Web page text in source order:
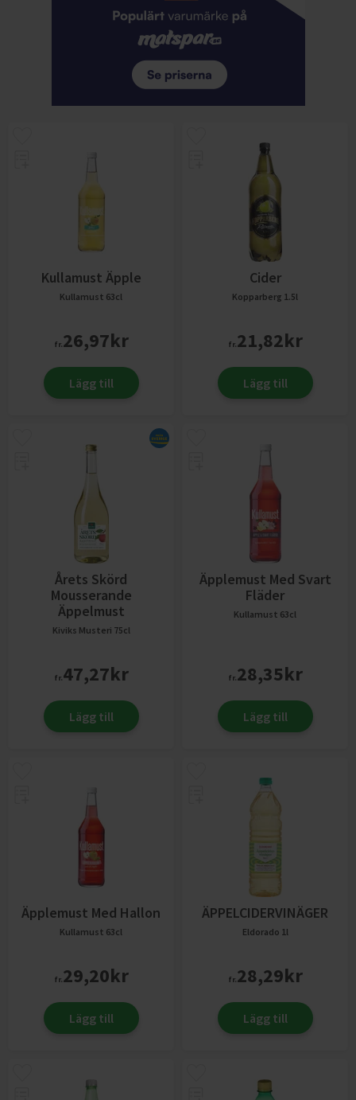
Kullamust Äpple
Kullamust 63cl
fr.26,97kr
Lägg till
Cider
Kopparberg 1.5l
fr.21,82kr
Lägg till
Årets Skörd
Mousserande
Äppelmust
Kiviks Musteri 75cl
fr.47,27kr
Lägg till
Äpplemust Med Svart
Fläder
Kullamust 63cl
fr.28,35kr
Lägg till
Äpplemust Med Hallon
Kullamust 63cl
fr.29,20kr
Lägg till
ÄPPELCIDERVINÄGER
Eldorado 1l
fr.28,29kr
Lägg till